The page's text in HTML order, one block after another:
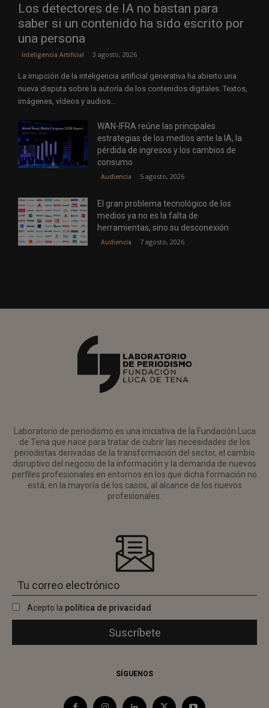
Los detectores de IA no bastan para
saber si un contenido ha sido escrito por
una persona
Inteligencia Artificial 3 agosto, 2026
La irrupción de la inteligencia artificial generativa ha abierto una
nueva disputa sobre la autoría de los contenidos digitales. Textos,
imágenes, vídeos y audios...
WAN-IFRA reúne las principales
estrategias de los medios ante la IA, la
pérdida de ingresos y los cambios de
consumo
Audiencia 5 agosto, 2026
El gran problema tecnológico de los
medios ya no es la falta de
herramientas, sino su desconexión
Audiencia 7 agosto, 2026
Laboratorio de periodismo es una iniciativa de la Fundación Luca
de Tena que nace para tratar de cubrir las necesidades de los
periodistas derivadas de la transformación del sector, el cambio
disruptivo del negocio de la información y la demanda de nuevos
perfiles profesionales en entornos en los que dicha formación no
está, en la mayoría de los casos, al alcance de los nuevos
profesionales.
Acepto la política de privacidad
SÍGUENOS